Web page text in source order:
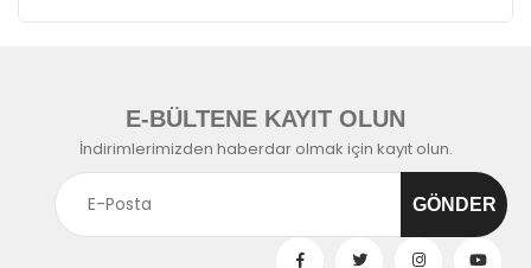
E-BÜLTENE KAYIT OLUN
İndirimlerimizden haberdar olmak için kayıt olun.